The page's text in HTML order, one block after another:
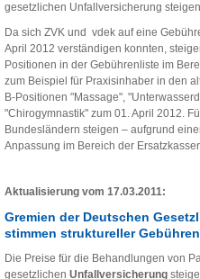
gesetzlichen Unfallversicherung
Da sich ZVK und vdek auf eine
April 2012 verständigen konnten,
Positionen in der Gebührenliste im
zum Beispiel für Praxisinhaber in den
B-Positionen "Massage",
"Chirogymnastik" zum 01. April 2012.
Bundesländern steigen – aufgrund
Anpassung im Bereich der
Aktualisierung vom 17.03.2011:
Gremien der Deutschen
stimmen struktureller
Die Preise für die Behandlungen von
gesetzlichen Unfallversicherung